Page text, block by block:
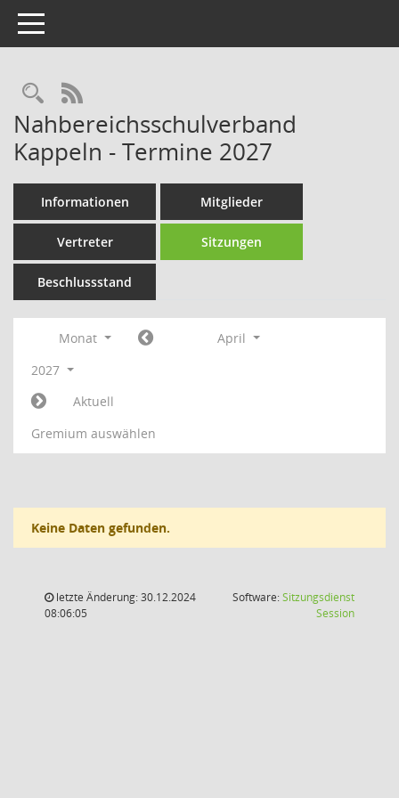
Toggle navigation
Rechercheauswahl
RSS-Feed
Nahbereichsschulverband
Kappeln - Termine 2027
Informationen Mitglieder
Vertreter Sitzungen
Beschlussstand
Monat
April
2027
Aktuell
Gremium auswählen
Keine Daten gefunden.
letzte Änderung: 30.12.2024
08:06:05
Software:Sitzungsdienst
Session(Wird in